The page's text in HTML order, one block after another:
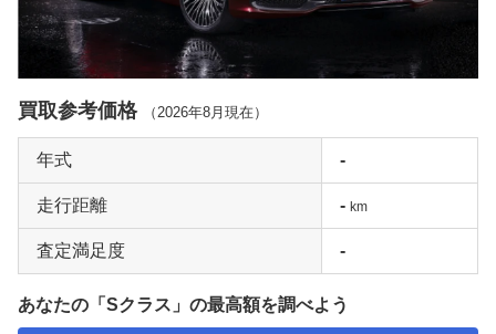
買取参考価格 （ 2026年8月 現在）
年式 -
走行距離 - km
査定満足度 -
あなたの「Sクラス」の最高額を調べよう